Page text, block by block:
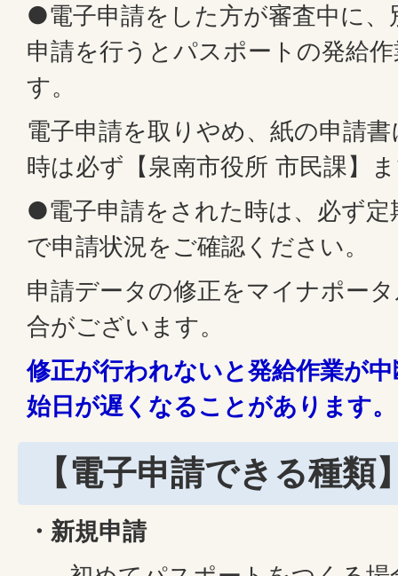
●電子申請をした方が審査中に
申請を行うとパスポートの発給
す。
電子申請を取りやめ、紙の申請
時は必ず【泉南市役所 市民課】
●電子申請をされた時は、必ず
で申請状況をご確認ください。
申請データの修正をマイナポー
合がございます。
修正が行われないと発給作業が
始日が遅くなることがあります。
【電子申請できる種類
・新規申請